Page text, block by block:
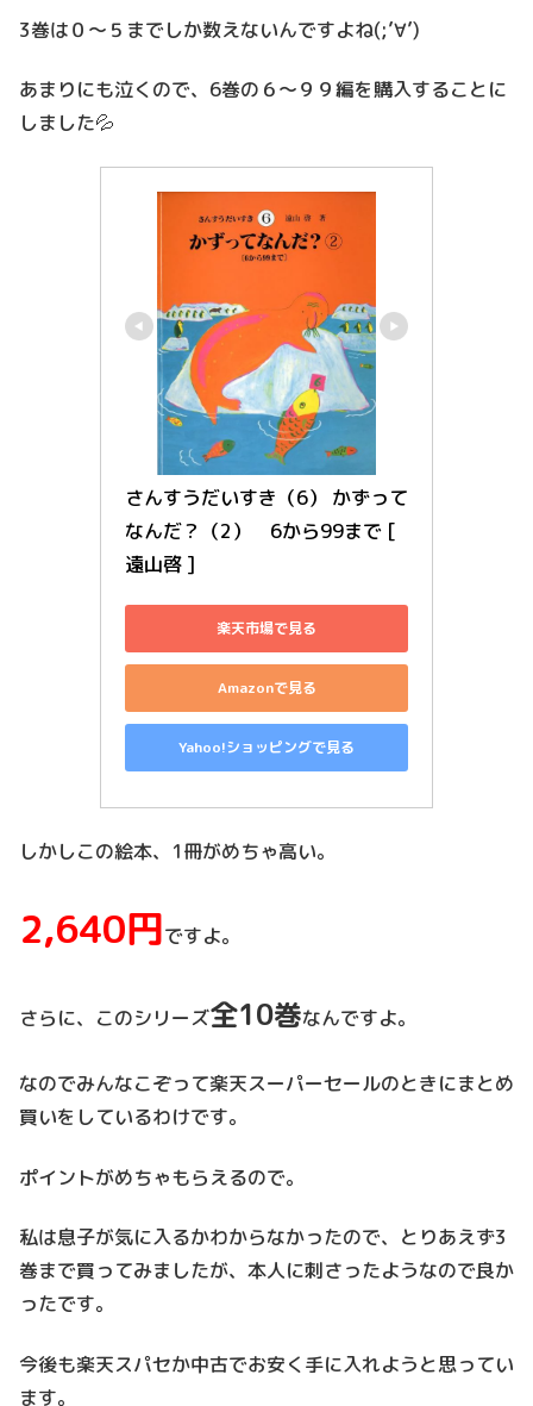
3巻は０～５までしか数えないんですよね(;’∀’)
あまりにも泣くので、6巻の６～９９編を購入することに
しました💦
さんすうだいすき（6） かずって
なんだ？（2）　6から99まで [
遠山啓 ]
楽天市場で見る
Amazonで見る
Yahoo!ショッピングで見る
しかしこの絵本、1冊がめちゃ高い。
2,640円ですよ。
さらに、このシリーズ全10巻なんですよ。
なのでみんなこぞって楽天スーパーセールのときにまとめ
買いをしているわけです。
ポイントがめちゃもらえるので。
私は息子が気に入るかわからなかったので、とりあえず3
巻まで買ってみましたが、本人に刺さったようなので良か
ったです。
今後も楽天スパセか中古でお安く手に入れようと思ってい
ます。